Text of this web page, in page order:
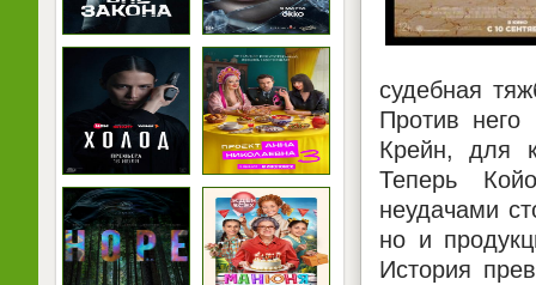
судебная
Против него
Крейн, для
Теперь
неудачами
но и
История